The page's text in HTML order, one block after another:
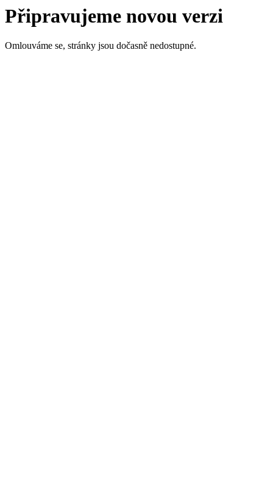
Připravujeme novou verzi
Omlouváme se, stránky jsou dočasně nedostupné.